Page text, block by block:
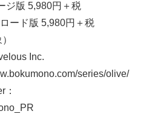
ジ版 5,980円＋税
5,980円＋税
Inc.
series/olive/